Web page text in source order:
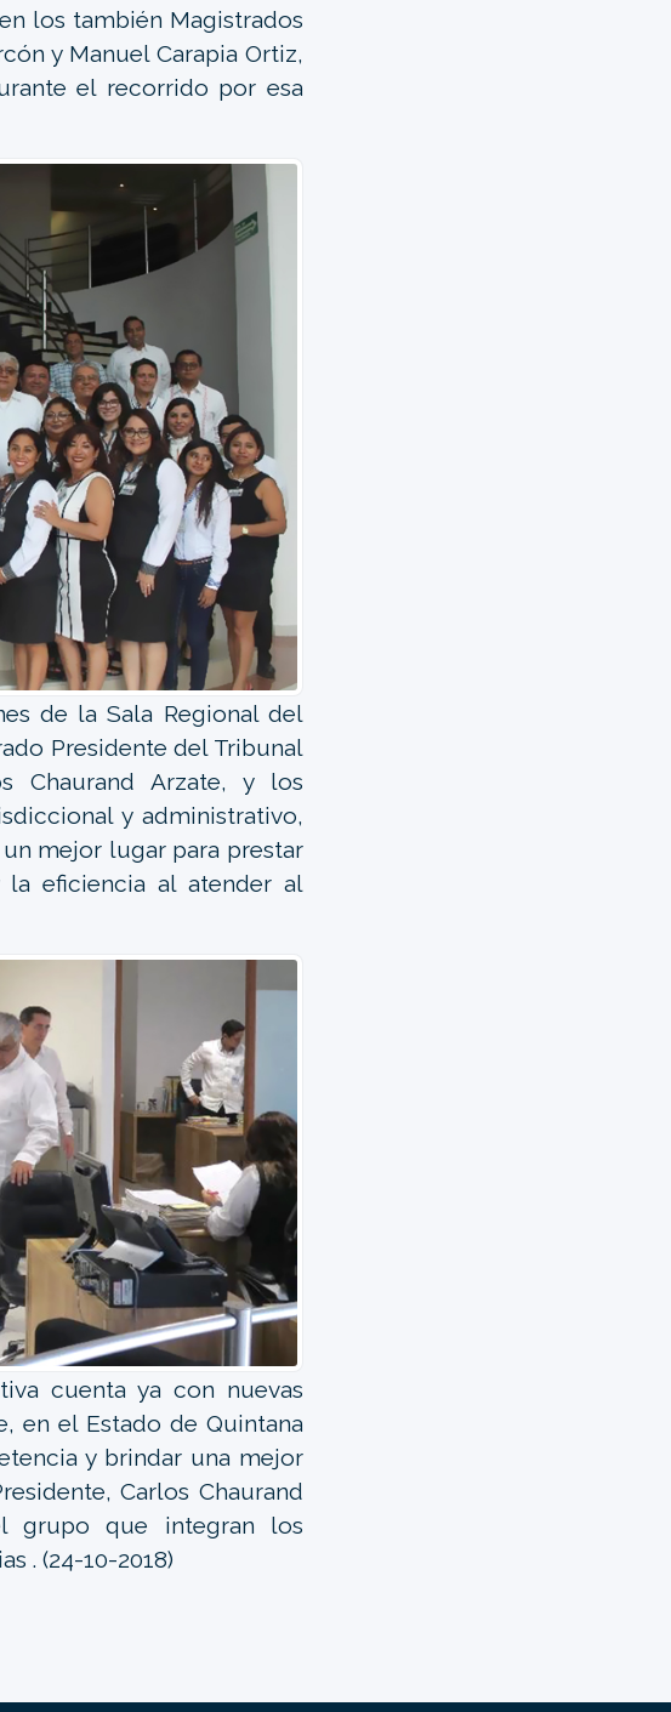
los también Magistrados
y Manuel Carapia Ortiz,
el recorrido por esa
de la Sala Regional del
Presidente del Tribunal
Chaurand Arzate, y los
y administrativo,
mejor lugar para prestar
eficiencia al atender al
cuenta ya con nuevas
en el Estado de Quintana
y brindar una mejor
Carlos Chaurand
grupo que integran los
. (24-10-2018)